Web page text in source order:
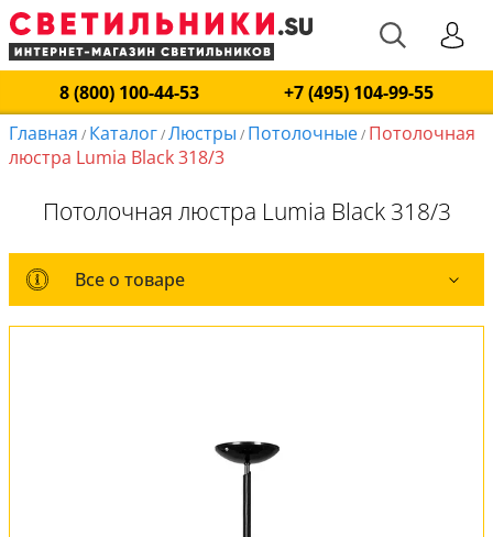
8 (800) 100-44-53
+7 (495) 104-99-55
Главная / Каталог/Люстры / Потолочные/ Потолочная
люстра Lumia Black 318/3
Потолочная люстра Lumia Black 318/3
Все о товаре
Все о товаре